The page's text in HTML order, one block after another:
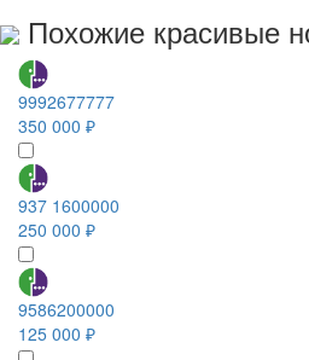
Похожие красивые
9992677777
350 000 ₽
937 1600000
250 000 ₽
9586200000
125 000 ₽